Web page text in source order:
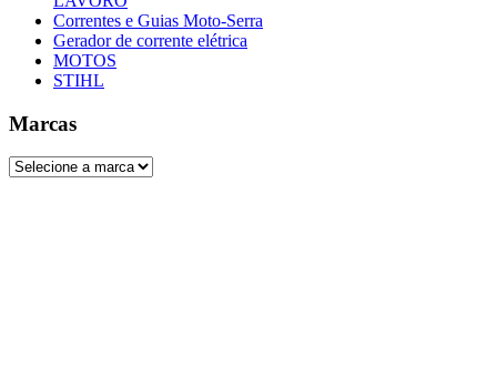
Correntes e Guias Moto-Serra
Gerador de corrente elétrica
MOTOS
STIHL
Marcas